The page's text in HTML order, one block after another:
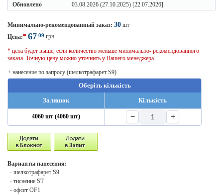
Обновлено 03.08.2026 (27.10.2025) [22.07.2026]
Минимально-рекомендованный заказ: 30 шт
Цена:* 67 09 грн
* цена будет выше, если количество меньше минимально- рекомендованного
заказа. Точную цену можно уточнить у Вашего менеджера.
+ нанесение по запросу (шелкотрафарет S9)
Оберіть кількість
Залишок
Кількість
4060 шт (4060 шт) − +
Варианты нанесения:
- шелкотрафарет S9
- тиснение ST
- офсет OF1